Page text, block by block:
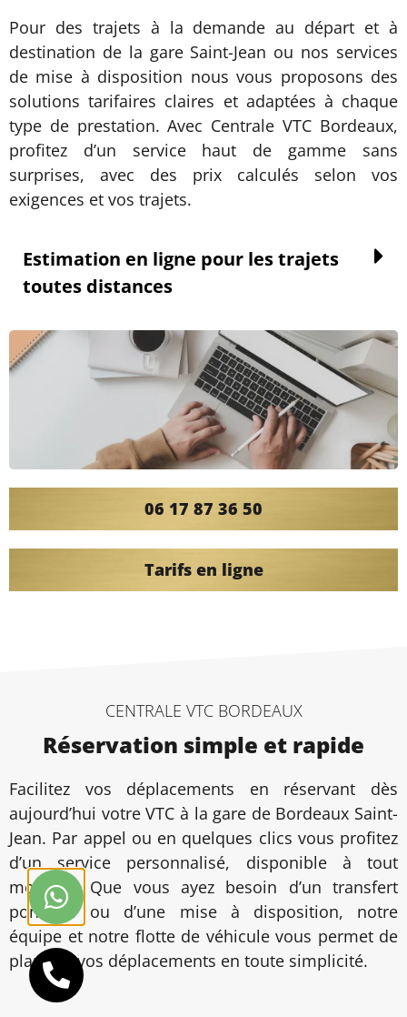
Pour des trajets à la demande au départ et à
destination de la gare Saint-Jean ou nos services
de mise à disposition nous vous proposons des
solutions tarifaires claires et adaptées à chaque
type de prestation. Avec Centrale VTC Bordeaux,
profitez d’un service haut de gamme sans
surprises, avec des prix calculés selon vos
exigences et vos trajets.
Estimation en ligne pour les trajets
toutes distances
06 17 87 36 50
Tarifs en ligne
CENTRALE VTC BORDEAUX
Réservation simple et rapide
Facilitez vos déplacements en réservant dès
aujourd’hui votre VTC à la gare de Bordeaux Saint-
Jean. Par appel ou en quelques clics vous profitez
d’un service personnalisé, disponible à tout
moment. Que vous ayez besoin d’un transfert
ponctuel ou d’une mise à disposition, notre
équipe et notre flotte de véhicule vous permet de
planifier vos déplacements en toute simplicité.